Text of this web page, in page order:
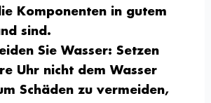
Komponenten in gutem
sind.
Sie Wasser: Setzen
Uhr nicht dem Wasser
Schäden zu vermeiden,